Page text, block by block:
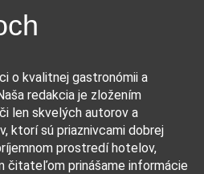
o kvalitnej gastronómii a
redakcia je zložením
len skvelých autorov a
ktorí sú priaznivcami dobrej
prostredí hotelov,
čitateľom prinášame informácie